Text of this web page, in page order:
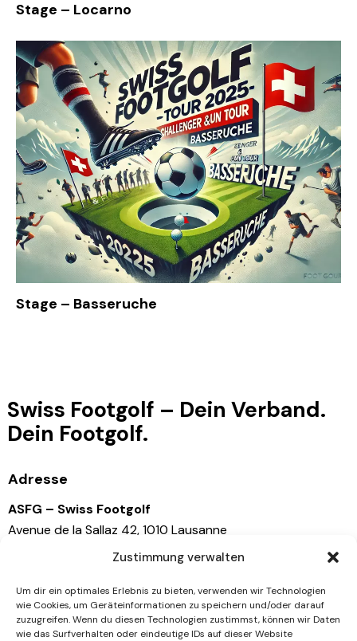
Zustimmung verwalten
Um dir ein optimales Erlebnis zu bieten, verwenden wir Technologien
wie Cookies, um Geräteinformationen zu speichern und/oder darauf
zuzugreifen. Wenn du diesen Technologien zustimmst, können wir Daten
wie das Surfverhalten oder eindeutige IDs auf dieser Website
Stage – Locarno
Stage – Basseruche
Swiss Footgolf – Dein Verband.
Dein Footgolf.
Adresse
ASFG – Swiss Footgolf
Avenue de la Sallaz 42, 1010 Lausanne
Kontaktiere uns
info@swissfootgolf.ch